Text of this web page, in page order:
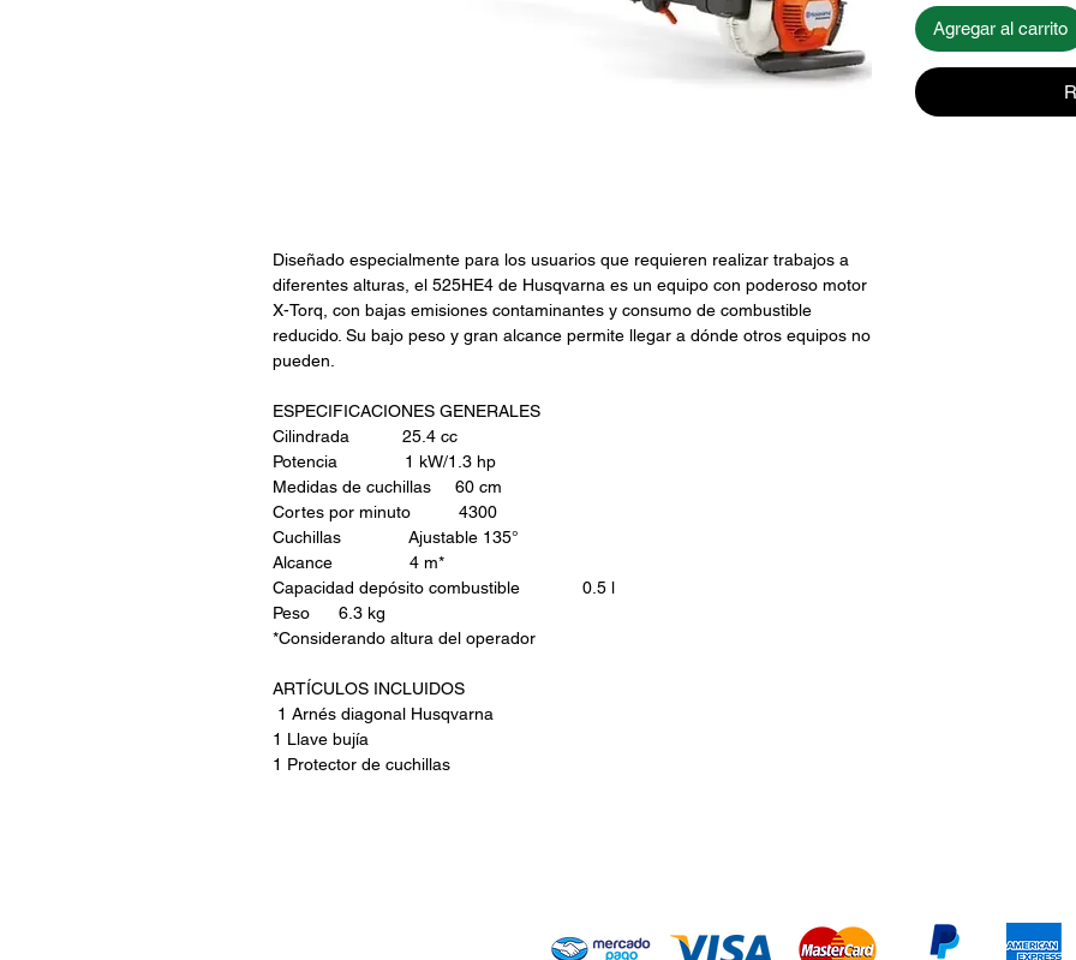
Diseñado especialmente para los usuarios que requieren realizar trabajos a
diferentes alturas, el 525HE4 de Husqvarna es un equipo con poderoso motor
X-Torq, con bajas emisiones contaminantes y consumo de combustible
reducido. Su bajo peso y gran alcance permite llegar a dónde otros equipos no
pueden.
ESPECIFICACIONES GENERALES
Cilindrada 25.4 cc
Potencia 1 kW/1.3 hp
Medidas de cuchillas 60 cm
Cortes por minuto 4300
Cuchillas Ajustable 135°
Alcance 4 m*
Capacidad depósito combustible 0.5 l
Peso 6.3 kg
*Considerando altura del operador
ARTÍCULOS INCLUIDOS
1 Arnés diagonal Husqvarna
1 Llave bujía
1 Protector de cuchillas
Agregar al carrito